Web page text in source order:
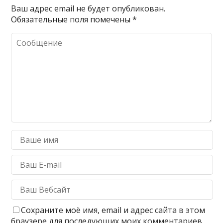
Ваш адрес email не будет опубликован.
Обязательные поля помечены*
Сохраните моё имя, email и адрес сайта в этом